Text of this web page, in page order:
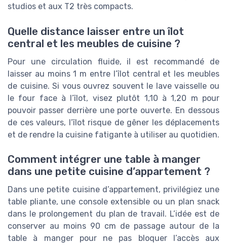
studios et aux T2 très compacts.
Quelle distance laisser entre un îlot
central et les meubles de cuisine ?
Pour une circulation fluide, il est recommandé de
laisser au moins 1 m entre l’îlot central et les meubles
de cuisine. Si vous ouvrez souvent le lave vaisselle ou
le four face à l’îlot, visez plutôt 1,10 à 1,20 m pour
pouvoir passer derrière une porte ouverte. En dessous
de ces valeurs, l’îlot risque de gêner les déplacements
et de rendre la cuisine fatigante à utiliser au quotidien.
Comment intégrer une table à manger
dans une petite cuisine d’appartement ?
Dans une petite cuisine d’appartement, privilégiez une
table pliante, une console extensible ou un plan snack
dans le prolongement du plan de travail. L’idée est de
conserver au moins 90 cm de passage autour de la
table à manger pour ne pas bloquer l’accès aux